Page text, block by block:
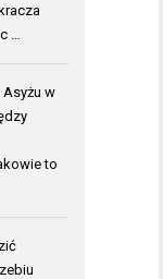
…
w
to